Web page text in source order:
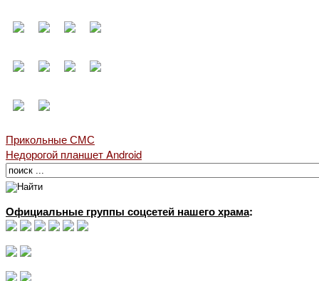
Прикольные СМС
Недорогой планшет Android
Официальные группы соцсетей нашего храма: